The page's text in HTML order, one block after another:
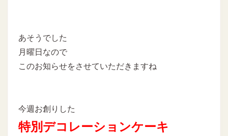
あそうでした
月曜日なので
このお知らせをさせていただきますね
今週お創りした
特別デコレーションケーキ